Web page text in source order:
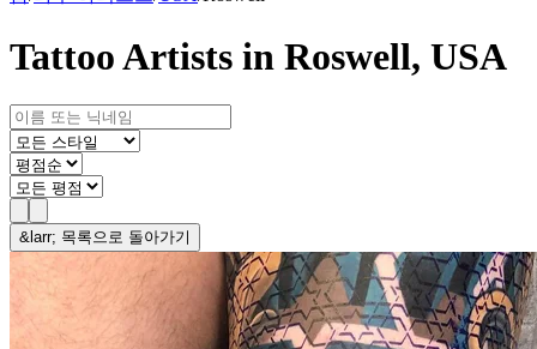
Tattoo Artists in Roswell, USA
&larr; 목록으로 돌아가기